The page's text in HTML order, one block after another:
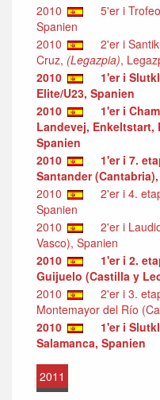
2010
5'er i
Spanien
2010
2'er i
Cruz, (Legazpia),
2010
1'er i
Elite/U23, Spanien
2010
1'er i
Landevej, Enkeltstart,
Spanien
2010
1'er i 7.
Santander
2010
2'er i 4.
Spanien
2010
2'er i
Vasco), Spanien
2010
1'er i 2.
Guijuelo (Castilla y
2010
2'er i 3.
Montemayor del Río
2010
1'er i
Salamanca, Spanien
2011